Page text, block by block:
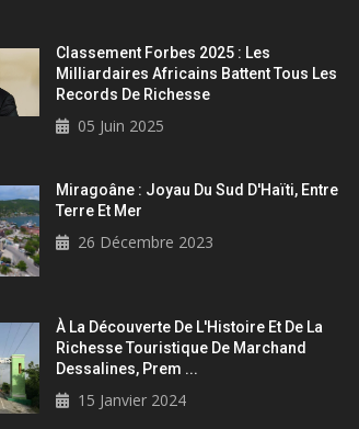
Classement Forbes 2025 : Les
Milliardaires Africains Battent Tous Les
Records De Richesse
05 Juin 2025
Miragoâne : Joyau Du Sud D'Haïti, Entre
Terre Et Mer
26 Décembre 2023
À La Découverte De L'Histoire Et De La
Richesse Touristique De Marchand
Dessalines, Prem ...
15 Janvier 2024